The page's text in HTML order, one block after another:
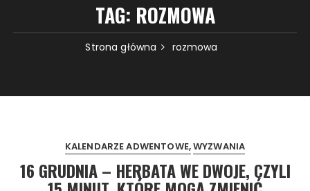
TAG: ROZMOWA
Strona główna rozmowa
KALENDARZE ADWENTOWE WYZWANIA
16 GRUDNIA – HERBATA WE DWOJE, CZYLI